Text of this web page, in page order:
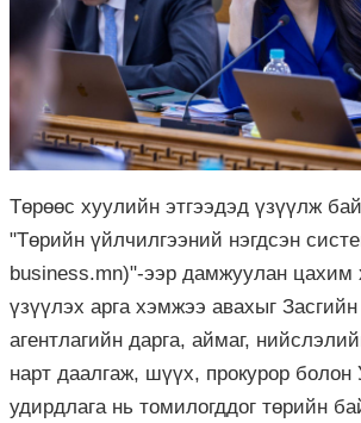
Төрөөс хуулийн этгээдэд үзүүлж
"Төрийн үйлчилгээний нэгдсэн
business.mn)"-ээр дамжуулан цахим
үзүүлэх арга хэмжээ авахыг
агентлагийн дарга, аймаг,
нарт даалгаж, шүүх, прокурор
удирдлага нь томилогддог төрийн